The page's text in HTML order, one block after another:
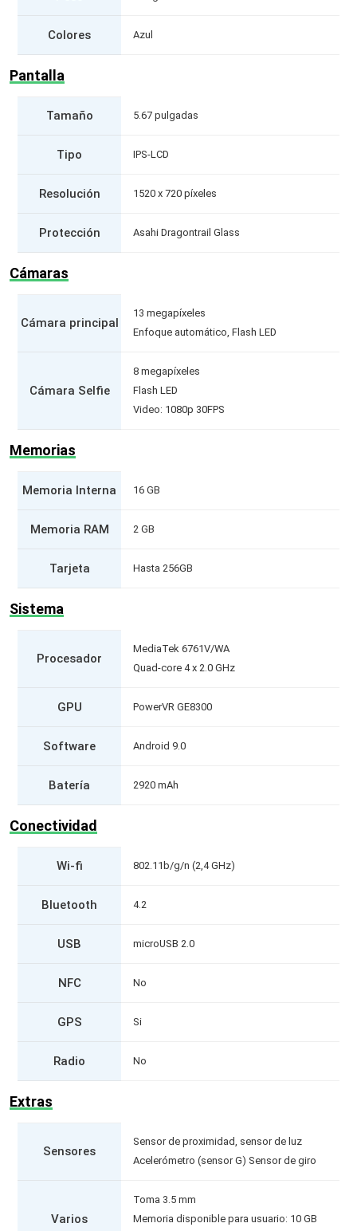
Colores Azul
Pantalla
Tamaño 5.67 pulgadas
Tipo IPS-LCD
Resolución 1520 x 720 píxeles
Protección Asahi Dragontrail Glass
Cámaras
Cámara principal
13 megapíxeles
Enfoque automático, Flash LED
Cámara Selfie
8 megapíxeles
Flash LED
Video: 1080p 30FPS
Memorias
Memoria Interna 16 GB
Memoria RAM 2 GB
Tarjeta Hasta 256GB
Sistema
Procesador
MediaTek 6761V/WA
Quad-core 4 x 2.0 GHz
GPU PowerVR GE8300
Software Android 9.0
Batería 2920 mAh
Conectividad
Wi-fi 802.11b/g/n (2,4 GHz)
Bluetooth 4.2
USB microUSB 2.0
NFC No
GPS Si
Radio No
Extras
Sensores
Sensor de proximidad, sensor de luz
Acelerómetro (sensor G) Sensor de giro
Varios
Toma 3.5 mm
Memoria disponible para usuario: 10 GB